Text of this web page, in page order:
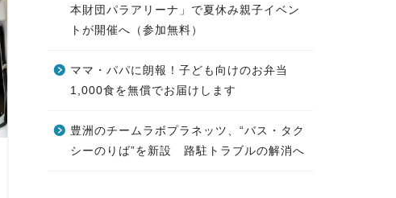
本財団パラアリーナ」で夏休み親子イベン
トが開催へ（参加無料）
ママ・パパに朗報！子ども向けのお弁当
1,000食を無償でお届けします
豊洲のチームラボプラネッツ、“バス・タク
シーのりば”を新設 路駐トラブルの解消へ